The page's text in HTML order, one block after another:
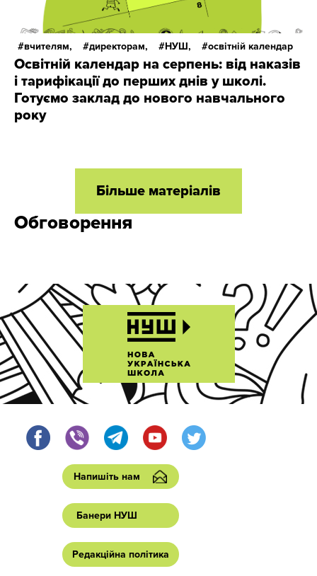
вчителям, директорам, НУШ, освітній календар
Освітній календар на серпень: від наказів
і тарифікації до перших днів у школі.
Готуємо заклад до нового навчального
року
Більше матеріалів
Обговорення
Напишіть нам
Банери НУШ
Редакційна політика